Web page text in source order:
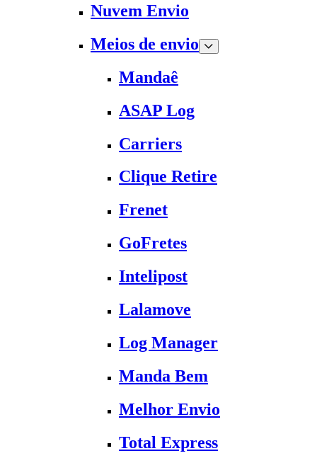
Nuvem Envio
Meios de envio
Mandaê
ASAP Log
Carriers
Clique Retire
Frenet
GoFretes
Intelipost
Lalamove
Log Manager
Manda Bem
Melhor Envio
Total Express